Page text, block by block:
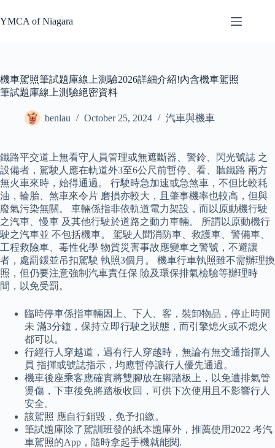
to
content
YMCA of Niagara
機車駕照筆試題庫線上測驗2026詳細介紹!內含機車駕照
筆試題庫線上測驗絕密資料
benlau October 25, 2024 汽車與機車
鐵路平交道上無看守人員管理或無遮斷器、警鈴、閃光號誌 之
設備者，駕駛人應在軌道外3至6公尺前暫停、看、聽鐵路 兩方
無火車來時，始得通過。 行駛時急加速或急煞車，不但比較耗
油，輪胎、煞車來令片 磨損亦較大，且肇事機率也較高，但與
廢氣污染無關。 車輛係指非依軌道電力架設，而以原動機行駛
之汽車、慢車 及其他行駛於道路之動力車輛。 所謂以原動機行
駛之汽車並 不包括機車。 駕駛人聞消防車、救護車、警備車、
工程救險車、毒性化學 物質災害事故應變車之警號，不避讓
者，處罰鍰並吊扣駕駛 執照3個月。 機車行車執照雖不需辦理換
照，但仍要注意強制汽車責任保 險及環保排氣檢驗等辦理時
間，以免受罰。
臨時停車係指車輛因上、下人、客，裝卸物品，停止時間
未 滿3分鐘，保持立即行駛之狀態，而引擎熄火或不熄火
都可以。
行經行人穿越道，遇有行人穿越時，無論有無交通指揮人
員 指揮或號誌指示，均應暫停讓行人優先通過。
機車後座乘客應確實將雙腳放在腳踏板上，以免遭排氣管
燙傷，下車後免將踏板收回，可供下次使用且不影響行人
安全。
該駕照 應自行銷毀，免予扣繳。
筆試題庫除了駕訓班發的紙本題庫外，推薦使用2022 考汽
車駕照的App，隨時拿起手機就能閱.